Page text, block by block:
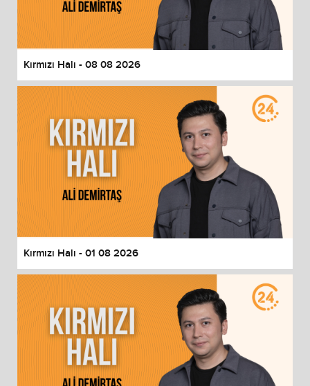
End of dialog window.
Kırmızı Halı - 08 08 2026
Kırmızı Halı - 01 08 2026